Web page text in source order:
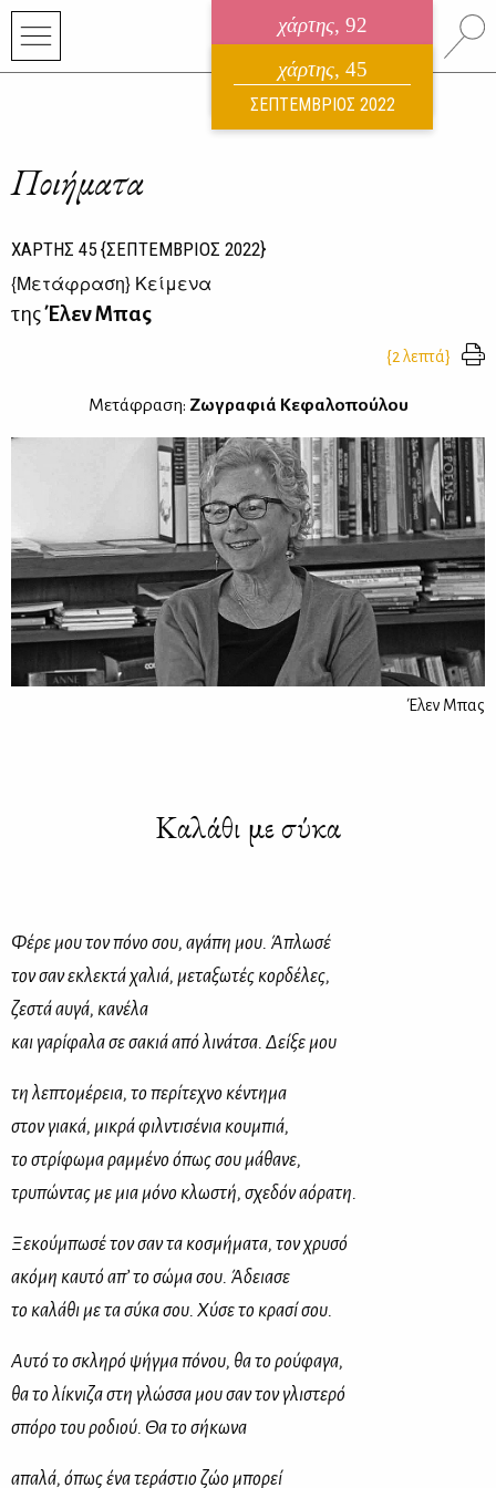
χάρτης, 92
ηλεκτρονικό περιοδικό
ΑΥΓΟΥΣΤΟΣ 2026
χάρτης, 45
ΣΕΠΤΕΜΒΡΙΟΣ 2022
Ποιήματα
ΧΑΡΤΗΣ 45 {ΣΕΠΤΕΜΒΡΙΟΣ 2022}
{Μετάφραση} Κείμενα
τηςΈλεν Μπας
{2 λεπτά}
Μετάφραση: Ζωγραφιά Κεφαλοπούλου
Έλεν Μπας
Καλάθι με σύκα
Φέρε μου τον πόνο σου, αγάπη μου. Άπλωσέ
τον σαν εκλεκτά χαλιά, μεταξωτές κορδέλες,
ζεστά αυγά, κανέλα
και γαρίφαλα σε σακιά από λινάτσα. Δείξε μου
τη λεπτομέρεια, το περίτεχνο κέντημα
στον γιακά, μικρά φιλντισένια κουμπιά,
το στρίφωμα ραμμένο όπως σου μάθανε,
τρυπώντας με μια μόνο κλωστή, σχεδόν αόρατη.
Ξεκούμπωσέ τον σαν τα κοσμήματα, τον χρυσό
ακόμη καυτό απ’ το σώμα σου. Άδειασε
το καλάθι με τα σύκα σου. Χύσε το κρασί σου.
Αυτό το σκληρό ψήγμα πόνου, θα το ρούφαγα,
θα το λίκνιζα στη γλώσσα μου σαν τον γλιστερό
σπόρο του ροδιού. Θα το σήκωνα
απαλά, όπως ένα τεράστιο ζώο μπορεί